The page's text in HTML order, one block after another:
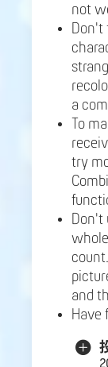
not
Don't
a
To
try
Don't
and
Have